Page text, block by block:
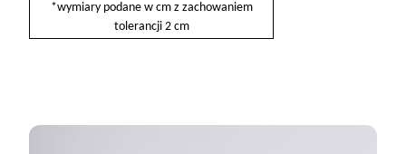
*wymiary podane w cm z zachowaniem
tolerancji 2 cm